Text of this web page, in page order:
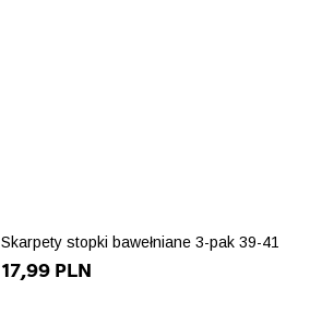
Skarpety stopki bawełniane 3-pak 39-41
17,99 PLN